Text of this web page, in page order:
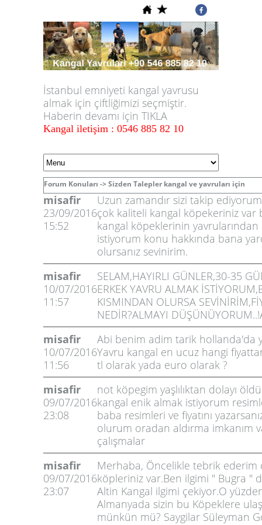
İstanbul emniyeti kangal yavrusu
almak için çiftliğimizi seçmiştir.
Haberin devamı için TIKLA
Kangal iletişim : 0546 885 82 10
Forum Konuları -> Sizden Talepler kangal ve yavruları için
misafir
23/09/2016
15:52
Uzun zamandır sizi takip
çok kaliteli kangal köpekeriniz var
kangal köpeklerinin yavrularından
istiyorum konu hakkında bana
olursanız sevinirim.
misafir
10/07/2016
11:57
SELAM,HAYIRLI GÜNLER,30-35
ERKEK YAVRU ALMAK
KISMINDAN OLURSA
NEDİR?ALMAYI
misafir
10/07/2016
11:56
Abi benim adim tarik hollanda'da
Yavru kangal en ucuz hangi
tl olarak yada euro olarak ?
misafir
09/07/2016
23:08
not köpegim yaşlılıktan dolayı
kangal enik almak istiyorum
baba resimleri ve fiyatını
olurum oradan aldırma imkanım
çalışmalar
misafir
09/07/2016
23:07
Merhaba, Öncelikle tebrik ederim
köpleriniz var.Ben ilgimi " Bugra "
Altin Kangal ilgimi çekiyor.O
Almanyada sizin bu Köpeklere
münkün mü? Saygilar Süleyman